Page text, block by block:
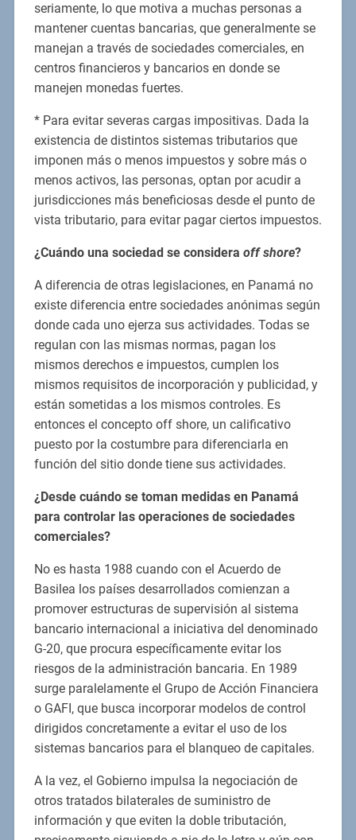
seriamente, lo que motiva a muchas personas a
mantener cuentas bancarias, que generalmente se
manejan a través de sociedades comerciales, en
centros financieros y bancarios en donde se
manejen monedas fuertes.
* Para evitar severas cargas impositivas. Dada la
existencia de distintos sistemas tributarios que
imponen más o menos impuestos y sobre más o
menos activos, las personas, optan por acudir a
jurisdicciones más beneficiosas desde el punto de
vista tributario, para evitar pagar ciertos impuestos.
¿Cuándo una sociedad se considera off shore?
A diferencia de otras legislaciones, en Panamá no
existe diferencia entre sociedades anónimas según
donde cada uno ejerza sus actividades. Todas se
regulan con las mismas normas, pagan los
mismos derechos e impuestos, cumplen los
mismos requisitos de incorporación y publicidad, y
están sometidas a los mismos controles. Es
entonces el concepto off shore, un calificativo
puesto por la costumbre para diferenciarla en
función del sitio donde tiene sus actividades.
¿Desde cuándo se toman medidas en Panamá
para controlar las operaciones de sociedades
comerciales?
No es hasta 1988 cuando con el Acuerdo de
Basilea los países desarrollados comienzan a
promover estructuras de supervisión al sistema
bancario internacional a iniciativa del denominado
G-20, que procura específicamente evitar los
riesgos de la administración bancaria. En 1989
surge paralelamente el Grupo de Acción Financiera
o GAFI, que busca incorporar modelos de control
dirigidos concretamente a evitar el uso de los
sistemas bancarios para el blanqueo de capitales.
A la vez, el Gobierno impulsa la negociación de
otros tratados bilaterales de suministro de
información y que eviten la doble tributación,